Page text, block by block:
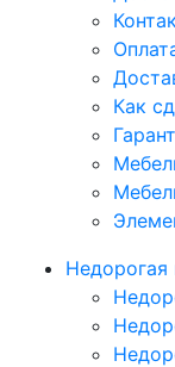
Как
Недорогая